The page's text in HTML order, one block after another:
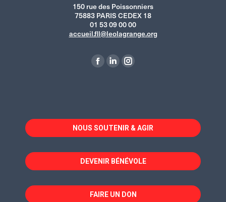
150 rue des Poissonniers
75883 PARIS CEDEX 18
01 53 09 00 00
accueil.fll@leolagrange.org
La
dans
une
fenêtre
La
dans
une
fenêtre
La
dans
une
fenêtre
NOUS SOUTENIR & AGIR
DEVENIR BÉNÉVOLE
FAIRE UN DON